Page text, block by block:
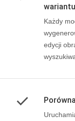
wariantu
Każdy
edycji